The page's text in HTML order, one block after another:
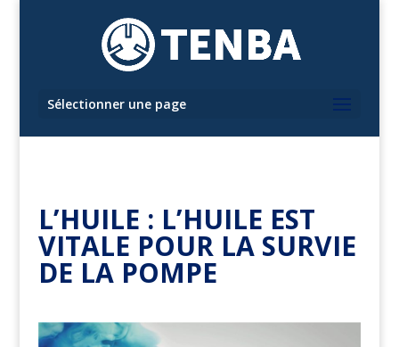
Sélectionner une page
L’HUILE : L’HUILE EST
VITALE POUR LA SURVIE
DE LA POMPE